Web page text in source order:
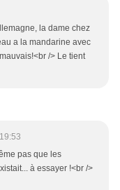
la dame chez
a la mandarine avec
/> Le tient
pas que les
à essayer !<br />